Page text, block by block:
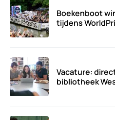
Boekenboot
tijdens
Vacature:
bibliotheek